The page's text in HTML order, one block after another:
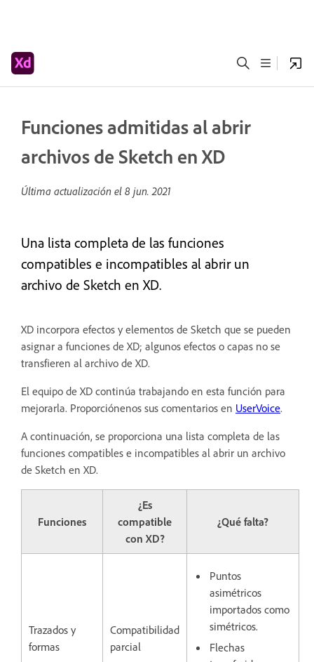
Funciones admitidas al abrir
archivos de Sketch en XD
Última actualización el 8 jun. 2021
Una lista completa de las funciones
compatibles e incompatibles al abrir un
archivo de Sketch en XD.
XD incorpora efectos y elementos de Sketch que se pueden
asignar a funciones de XD; algunos efectos o capas no se
transfieren al archivo de XD.
El equipo de XD continúa trabajando en esta función para
mejorarla. Proporciónenos sus comentarios en UserVoice.
A continuación, se proporciona una lista completa de las
funciones compatibles e incompatibles al abrir un archivo
de Sketch en XD.
Funciones
¿Es
compatible
con XD?
¿Qué falta?
Trazados y
formas
Compatibilidad
parcial
Puntos
asimétricos
importados como
simétricos.
Flechas